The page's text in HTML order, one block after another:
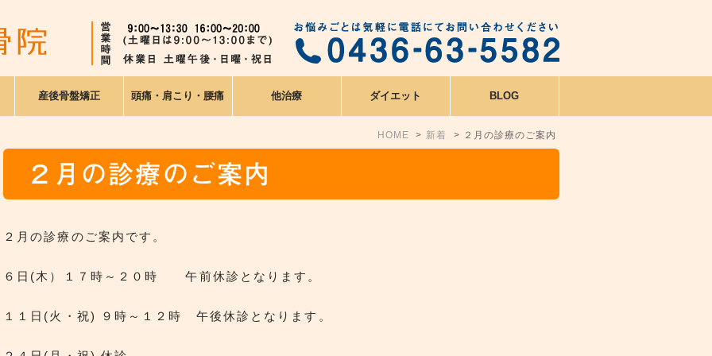
産後骨盤矯正 頭痛・肩こり・腰痛 他治療 ダイエット BLOG
HOME 新着 ２月の診療のご案内
２月の診療のご案内
２月の診療のご案内です。
６日(木）１７時～２０時 午前休診となります。
１１日(火・祝) ９時～１２時 午後休診となります。